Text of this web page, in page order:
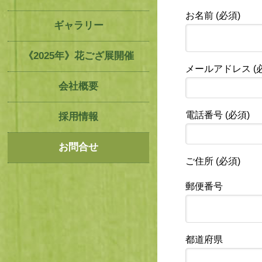
ギャラリー
《2025年》花ござ展開催
会社概要
採用情報
お問合せ
お名前 (必須)
メールアドレス (
電話番号 (必須)
ご住所 (必須)
郵便番号
都道府県